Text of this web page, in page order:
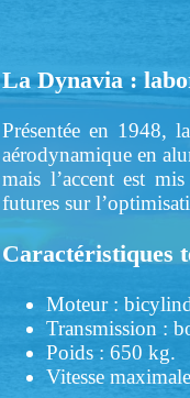
La Dynavia :
Présentée en 1948, la
aérodynamique en
mais l’accent est
futures sur
Caractéristiques
Moteur :
Transmission :
Poids : 650 kg.
Vitesse